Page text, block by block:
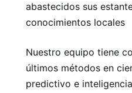
abastecidos sus
conocimientos locales
Nuestro equipo tiene
últimos métodos en
predictivo e